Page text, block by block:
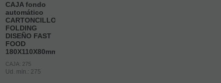
CAJA fondo
automático
CARTONCILLO
FOLDING
DISEÑO FAST
FOOD
180X110X80mm
CAJA: 275
Ud. mín.: 275